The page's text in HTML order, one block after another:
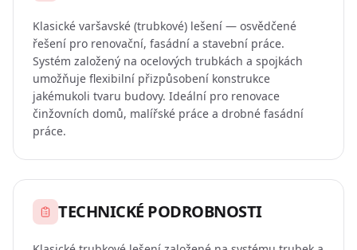
Partneři
Konfigurátor
lešení
Kalkulačka
palet
bednění
KONTAKT
POPTAT
NABÍDKU
Čeština
Klasické varšavské (trubkové) lešení — osvědčené
řešení pro renovační, fasádní a stavební práce.
Systém založený na ocelových trubkách a spojkách
umožňuje flexibilní přizpůsobení konstrukce
jakémukoli tvaru budovy. Ideální pro renovace
činžovních domů, malířské práce a drobné fasádní
práce.
TECHNICKÉ PODROBNOSTI